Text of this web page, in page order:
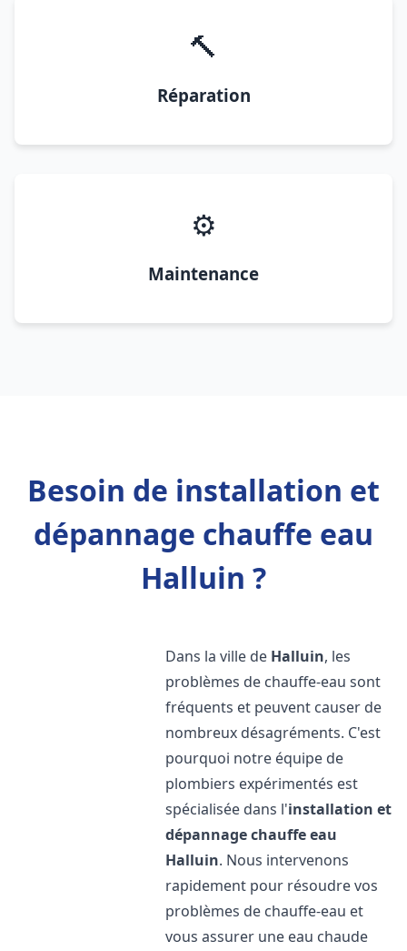
🔨
Réparation
⚙️
Maintenance
Besoin de installation et
dépannage chauffe eau
Halluin ?
Dans la ville de Halluin, les
problèmes de chauffe-eau sont
fréquents et peuvent causer de
nombreux désagréments. C'est
pourquoi notre équipe de
plombiers expérimentés est
spécialisée dans l'installation et
dépannage chauffe eau
Halluin. Nous intervenons
rapidement pour résoudre vos
problèmes de chauffe-eau et
vous assurer une eau chaude